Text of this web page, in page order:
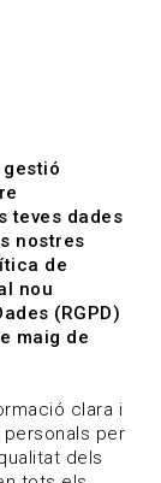
sector de la
teves dades
nostres
de
nou
(RGPD)
maig de
clara i
per
dels